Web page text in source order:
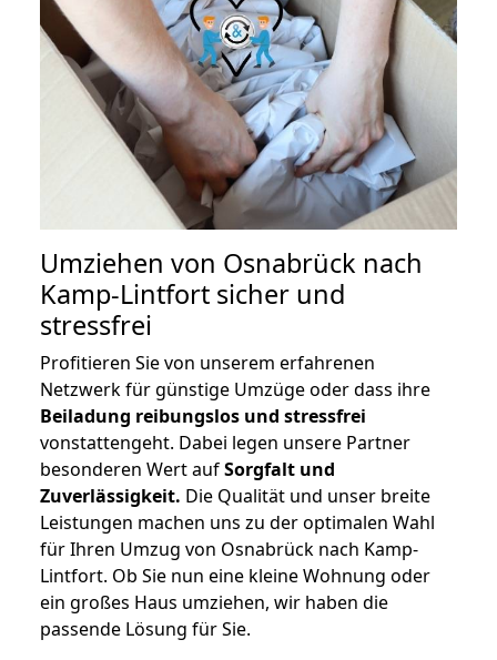
Umziehen von Osnabrück nach
Kamp-Lintfort sicher und
stressfrei
Profitieren Sie von unserem erfahrenen
Netzwerk für günstige Umzüge oder dass ihre
Beiladung reibungslos und stressfrei
vonstattengeht. Dabei legen unsere Partner
besonderen Wert aufSorgfalt und
Zuverlässigkeit. Die Qualität und unser breite
Leistungen machen uns zu der optimalen Wahl
für Ihren Umzug von Osnabrück nach Kamp-
Lintfort. Ob Sie nun eine kleine Wohnung oder
ein großes Haus umziehen, wir haben die
passende Lösung für Sie.